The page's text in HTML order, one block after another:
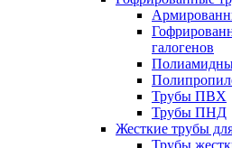
галогенов
Трубы ПВХ
Трубы ПНД
Жесткие трубы
Трубы